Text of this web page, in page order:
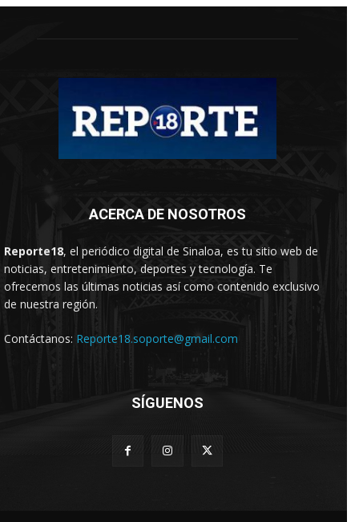
ACERCA DE NOSOTROS
Reporte18, el periódico digital de Sinaloa, es tu sitio web de
noticias, entretenimiento, deportes y tecnología. Te
ofrecemos las últimas noticias así como contenido exclusivo
de nuestra región.
Contáctanos: Reporte18.soporte@gmail.com
SÍGUENOS